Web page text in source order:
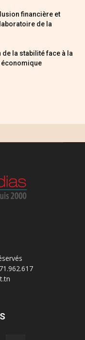
financière et
de la
de la stabilité face à la